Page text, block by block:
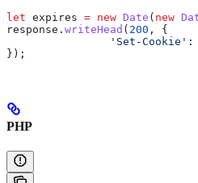
let expires = new Date ( new
response . writeHead ( 200 , {
		'Set-Cookie'
:
});
PHP